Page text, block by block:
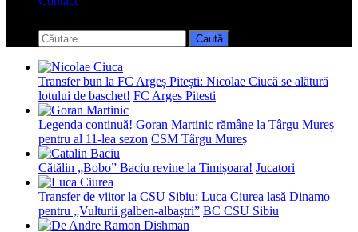
search
form
Caută
după:
Transfer bun la FC Argeș Pitești: Nicolae Ciucă se alătură
lotului de baschet! FC Arges Pitesti
Legenda continuă! Goran Martinic rămâne la Târgu Mureș
pentru al 11-lea sezon CSM Târgu Mureș
Cătălin „Bobo” Baciu revine la Timișoara! Jucatori
Transfer de viitor la CSU Sibiu: Luca Ciurea lasă Dinamo
pentru „Vulturii galben-albaștri” BC CSU Sibiu